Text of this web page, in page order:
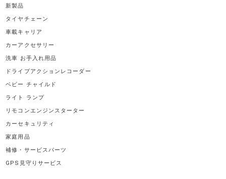
新製品
タイヤチェーン
車載キャリア
カーアクセサリー
洗車 お手入れ用品
ドライブアクションレコーダー
ベビー チャイルド
ライト ランプ
リモコンエンジンスターター
カーセキュリティ
家庭用品
補修・サービスパーツ
GPS見守りサービス